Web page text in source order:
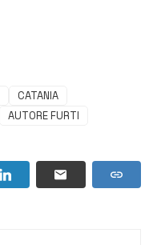
CATANIA
AUTORE FURTI